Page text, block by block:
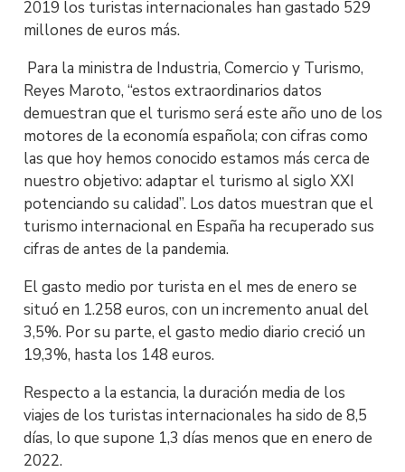
2019 los turistas internacionales han gastado 529
millones de euros más.
Para la ministra de Industria, Comercio y Turismo,
Reyes Maroto, “estos extraordinarios datos
demuestran que el turismo será este año uno de los
motores de la economía española; con cifras como
las que hoy hemos conocido estamos más cerca de
nuestro objetivo: adaptar el turismo al siglo XXI
potenciando su calidad”. Los datos muestran que el
turismo internacional en España ha recuperado sus
cifras de antes de la pandemia.
El gasto medio por turista en el mes de enero se
situó en 1.258 euros, con un incremento anual del
3,5%. Por su parte, el gasto medio diario creció un
19,3%, hasta los 148 euros.
Respecto a la estancia, la duración media de los
viajes de los turistas internacionales ha sido de 8,5
días, lo que supone 1,3 días menos que en enero de
2022.